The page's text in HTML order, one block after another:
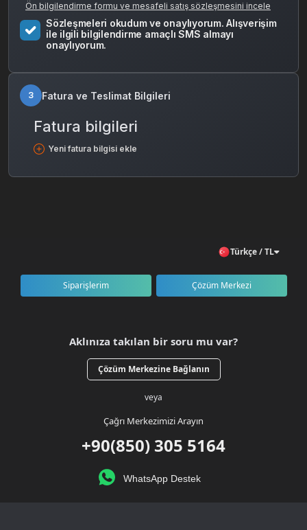
Ön bilgilendirme formu ve mesafeli satış sözleşmesini incele
Sözleşmeleri okudum ve onaylıyorum. Alışverişim
ile ilgili bilgilendirme amaçlı SMS almayı
onaylıyorum.
3 Fatura ve Teslimat Bilgileri
Fatura bilgileri
Yeni fatura bilgisi ekle
Türkçe / TL
Siparişlerim Çözüm Merkezi
Aklınıza takılan bir soru mu var?
Çözüm Merkezine Bağlanın
veya
Çağrı Merkezimizi Arayın
+90(850) 305 5164
WhatsApp Destek